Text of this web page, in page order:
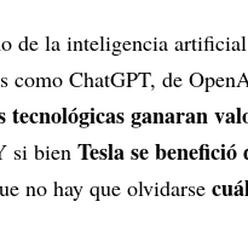
de la inteligencia
como ChatGPT, de
tecnológicas ganaran
si bien Tesla se
no hay que olvidarse